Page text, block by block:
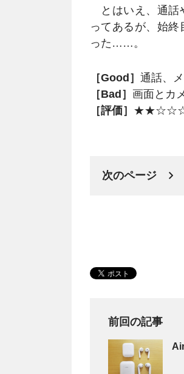
とはいえ、通話
ってあるが、始
った……。
［Good］ 通話、
［Bad］ 画面とカ
［評価］ ★★☆☆☆
次のページ
前回の記事